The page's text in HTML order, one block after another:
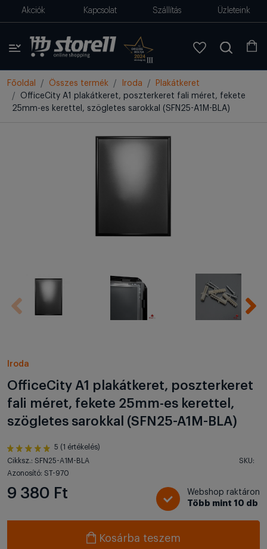
Akciók Kapcsolat Szállítás Üzleteink
Főoldal Összes termék Iroda
Plakátkeret
OfficeCity A1 plakátkeret, poszterkeret fali méret, fekete
25mm-es kerettel, szögletes sarokkal (SFN25-A1M-BLA)
Iroda
OfficeCity A1 plakátkeret, poszterkeret
fali méret, fekete 25mm-es kerettel,
szögletes sarokkal (SFN25-A1M-BLA)
5 (1 értékelés)
Cikksz.: SFN25-A1M-BLA
SKU:
Azonosító: ST-970
9 380 Ft
Webshop raktáron
Több mint 10 db
Kosárba teszem